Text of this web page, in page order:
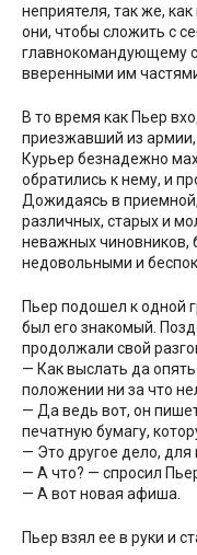
неприятеля, так же,
они, чтобы сложить с
главнокомандующему с
вверенными им
В то время как Пьер
приезжавший из армии,
Курьер безнадежно
обратились к нему, и
Дожидаясь в
различных, старых и
неважных чиновников,
недовольными и
Пьер подошел к одной
был его знакомый.
продолжали свой
— Как выслать да
положении ни за что
— Да ведь вот, он
печатную бумагу,
— Это другое дело, для
— А что? — спросил
— А вот новая афиша.
Пьер взял ее в руки и